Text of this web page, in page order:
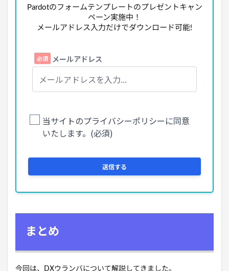
Pardotのフォームテンプレートのプレゼントキャン
ペーン実施中！
メールアドレス入力だけでダウンロード可能!
まとめ
今回は、DXウランバについて解説してきました。